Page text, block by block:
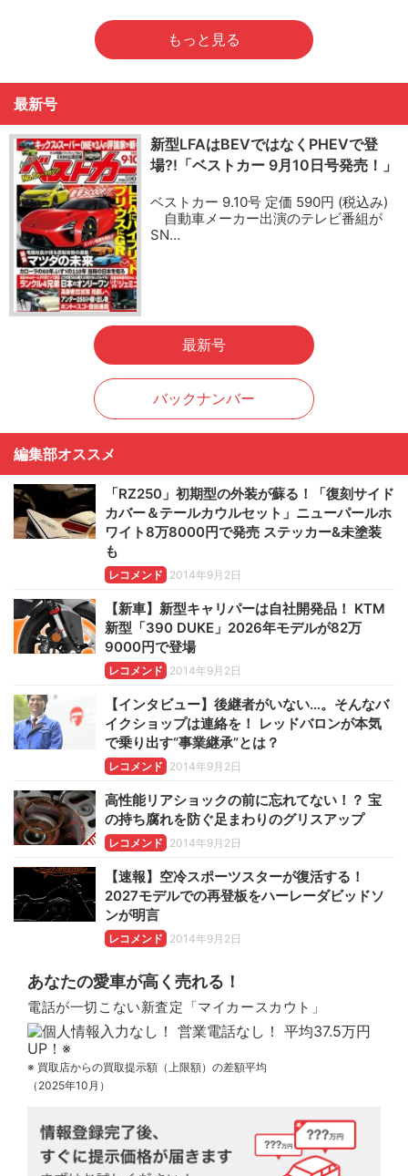
もっと見る
最新号
新型LFAはBEVではなくPHEVで登
場?!「ベストカー 9月10日号発売！」
ベストカー 9.10号 定価 590円 (税込み)
自動車メーカー出演のテレビ番組が
SN…
最新号
バックナンバー
編集部オススメ
「RZ250」初期型の外装が蘇る！「復刻サイド
カバー＆テールカウルセット」ニューパールホ
ワイト8万8000円で発売 ステッカー&未塗装
も
レコメンド 2014年9月2日
【新車】新型キャリパーは自社開発品！ KTM
新型「390 DUKE」2026年モデルが82万
9000円で登場
レコメンド 2014年9月2日
【インタビュー】後継者がいない…。そんなバ
イクショップは連絡を！ レッドバロンが本気
で乗り出す“事業継承”とは？
レコメンド 2014年9月2日
高性能リアショックの前に忘れてない！？ 宝
の持ち腐れを防ぐ足まわりのグリスアップ
レコメンド 2014年9月2日
【速報】空冷スポーツスターが復活する！
2027モデルでの再登板をハーレーダビッドソ
ンが明言
レコメンド 2014年9月2日
あなたの愛車が高く売れる！
電話が一切こない新査定「マイカースカウト」
※ 買取店からの買取提示額（上限額）の差額平均
（2025年10月）